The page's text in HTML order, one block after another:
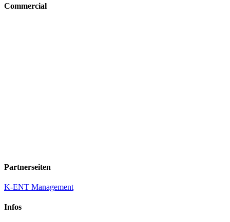
Commercial
Partnerseiten
K-ENT Management
Infos